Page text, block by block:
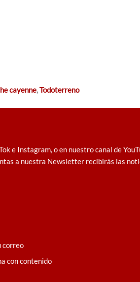
cayenne,Todoterreno
e Instagram, o en nuestro canal de
a nuestra Newsletter recibirás las
correo
con contenido